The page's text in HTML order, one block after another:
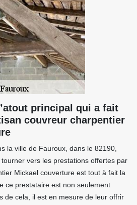
principal qui a fait
couvreur charpentier
la ville de Fauroux, dans le 82190,
vers les prestations offertes par
Mickael couverture est tout à fait la
ce prestataire est non seulement
de cela, il est en mesure de leur offrir